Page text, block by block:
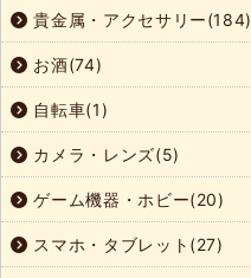
貴金属・アクセサリー(184)
お酒(74)
自転車(1)
カメラ・レンズ(5)
ゲーム機器・ホビー(20)
スマホ・タブレット(27)